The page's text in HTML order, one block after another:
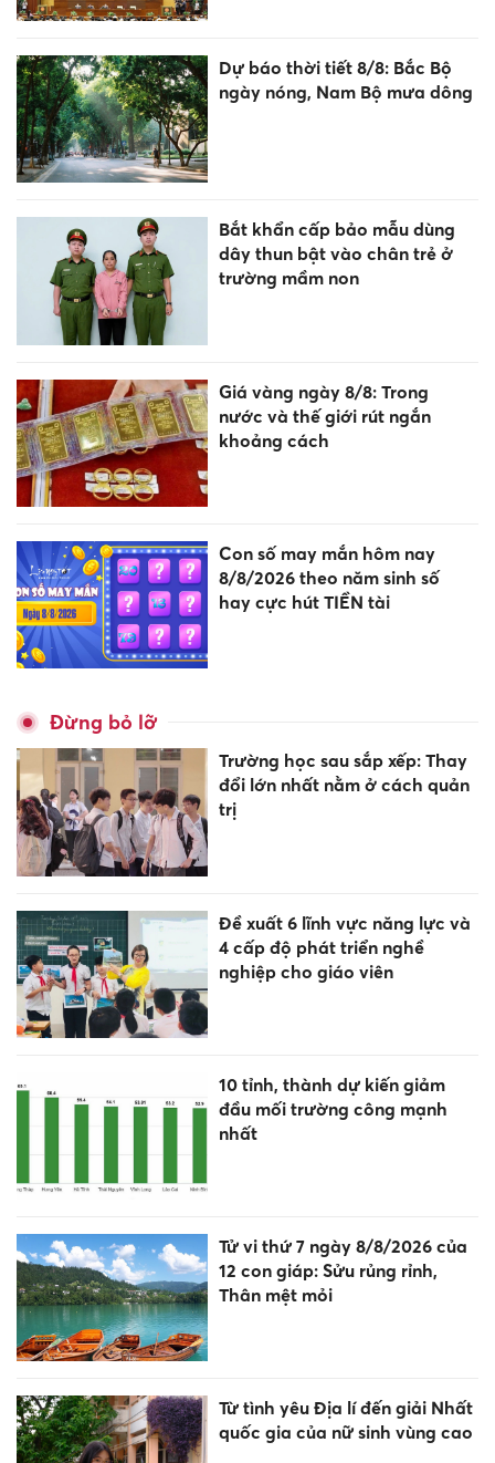
Dự báo thời tiết 8/8: Bắc Bộ
ngày nóng, Nam Bộ mưa dông
Bắt khẩn cấp bảo mẫu dùng
dây thun bật vào chân trẻ ở
trường mầm non
Giá vàng ngày 8/8: Trong
nước và thế giới rút ngắn
khoảng cách
Con số may mắn hôm nay
8/8/2026 theo năm sinh số
hay cực hút TIỀN tài
Đừng bỏ lỡ
Trường học sau sắp xếp: Thay
đổi lớn nhất nằm ở cách quản
trị
Đề xuất 6 lĩnh vực năng lực và
4 cấp độ phát triển nghề
nghiệp cho giáo viên
10 tỉnh, thành dự kiến giảm
đầu mối trường công mạnh
nhất
Tử vi thứ 7 ngày 8/8/2026 của
12 con giáp: Sửu rủng rỉnh,
Thân mệt mỏi
Từ tình yêu Địa lí đến giải Nhất
quốc gia của nữ sinh vùng cao